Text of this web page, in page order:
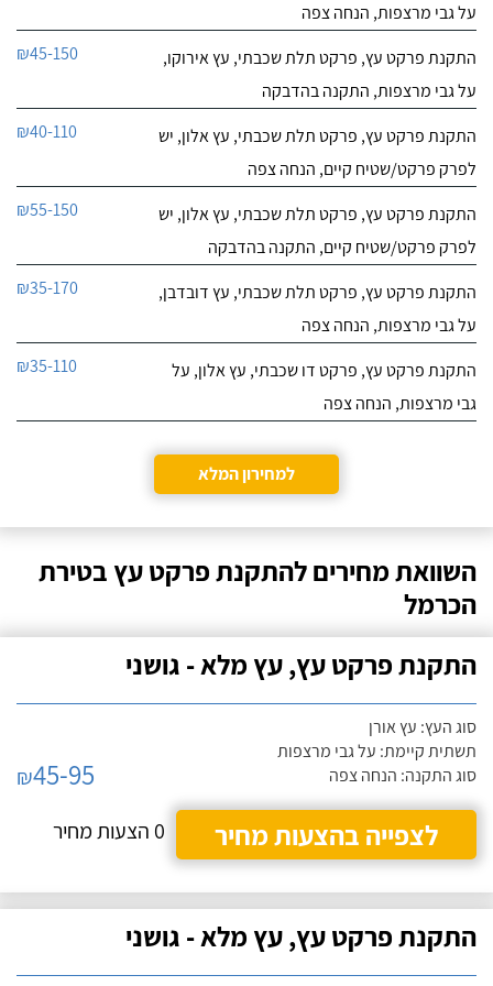
על גבי מרצפות, הנחה צפה
התקנת פרקט עץ, פרקט תלת שכבתי, עץ אירוקו,
על גבי מרצפות, התקנה בהדבקה
₪45-150
התקנת פרקט עץ, פרקט תלת שכבתי, עץ אלון, יש
לפרק פרקט/שטיח קיים, הנחה צפה
₪40-110
התקנת פרקט עץ, פרקט תלת שכבתי, עץ אלון, יש
לפרק פרקט/שטיח קיים, התקנה בהדבקה
₪55-150
התקנת פרקט עץ, פרקט תלת שכבתי, עץ דובדבן,
על גבי מרצפות, הנחה צפה
₪35-170
התקנת פרקט עץ, פרקט דו שכבתי, עץ אלון, על
גבי מרצפות, הנחה צפה
₪35-110
למחירון המלא
השוואת מחירים להתקנת פרקט עץ בטירת
הכרמל
התקנת פרקט עץ, עץ מלא - גושני
סוג העץ: עץ אורן
תשתית קיימת: על גבי מרצפות
סוג התקנה: הנחה צפה
₪45-95
לצפייה בהצעות מחיר
0 הצעות מחיר
התקנת פרקט עץ, עץ מלא - גושני